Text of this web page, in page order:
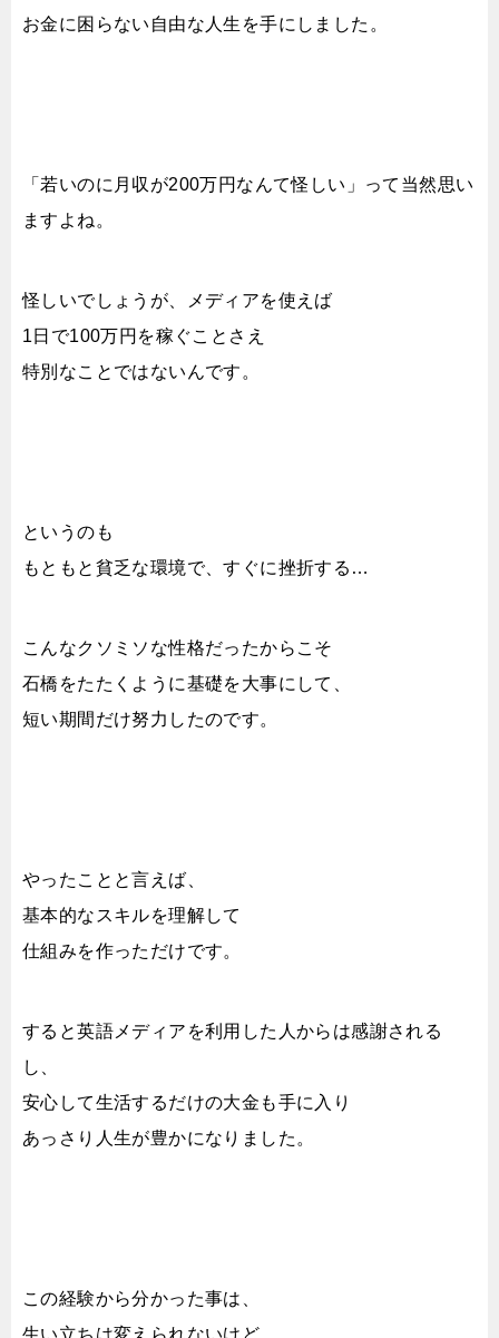
お金に困らない自由な人生を手にしました。
「若いのに月収が200万円なんて怪しい」って当然思い
ますよね。
怪しいでしょうが、メディアを使えば
1日で100万円を稼ぐことさえ
特別なことではないんです。
というのも
もともと貧乏な環境で、すぐに挫折する…
こんなクソミソな性格だったからこそ
石橋をたたくように基礎を大事にして、
短い期間だけ努力したのです。
やったことと言えば、
基本的なスキルを理解して
仕組みを作っただけです。
すると英語メディアを利用した人からは感謝される
し、
安心して生活するだけの大金も手に入り
あっさり人生が豊かになりました。
この経験から分かった事は、